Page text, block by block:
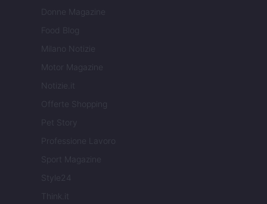
Donne Magazine
Food Blog
Milano Notizie
Motor Magazine
Notizie.it
Offerte Shopping
Pet Story
Professione Lavoro
Sport Magazine
Style24
Think.it